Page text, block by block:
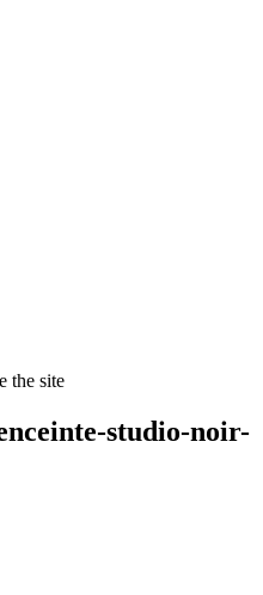
the site
studio-noir-